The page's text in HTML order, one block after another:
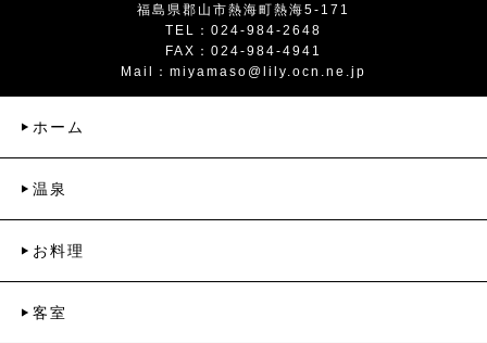
福島県郡山市熱海町熱海5-171
TEL：024-984-2648
FAX：024-984-4941
Mail： miyamaso@lily.ocn.ne.jp
ホーム
温泉
お料理
客室